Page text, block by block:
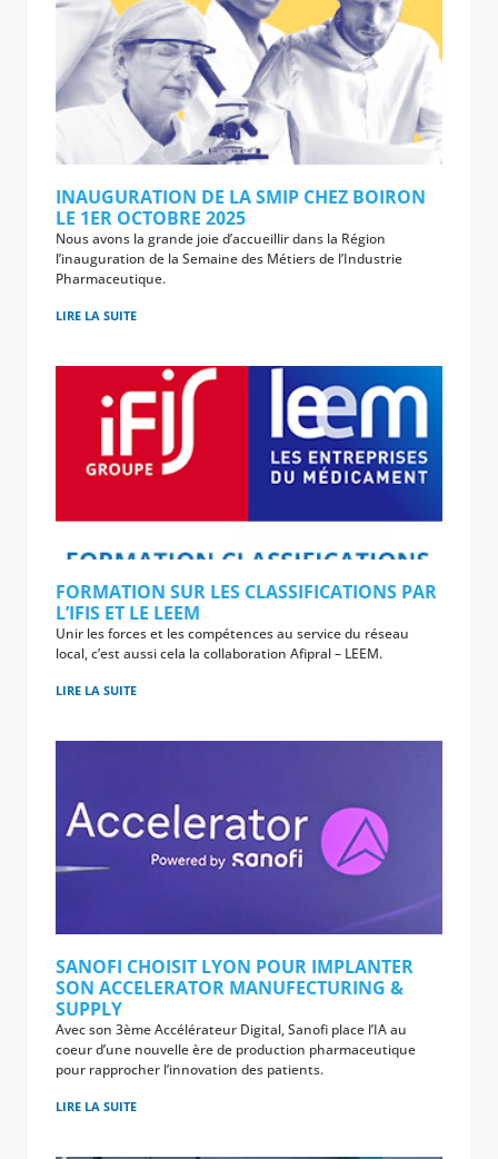
INAUGURATION DE LA SMIP CHEZ BOIRON
LE 1ER OCTOBRE 2025
Nous avons la grande joie d’accueillir dans la Région
l’inauguration de la Semaine des Métiers de l’Industrie
Pharmaceutique.
LIRE LA SUITE
FORMATION SUR LES CLASSIFICATIONS PAR
L’IFIS ET LE LEEM
Unir les forces et les compétences au service du réseau
local, c’est aussi cela la collaboration Afipral – LEEM.
LIRE LA SUITE
SANOFI CHOISIT LYON POUR IMPLANTER
SON ACCELERATOR MANUFECTURING &
SUPPLY
Avec son 3ème Accélérateur Digital, Sanofi place l’IA au
coeur d’une nouvelle ère de production pharmaceutique
pour rapprocher l’innovation des patients.
LIRE LA SUITE